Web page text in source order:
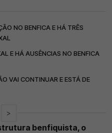
NO BENFICA E HÁ TRÊS
E HÁ AUSÊNCIAS NO BENFICA
VAI CONTINUAR E ESTÁ DE
>
benfiquista, o